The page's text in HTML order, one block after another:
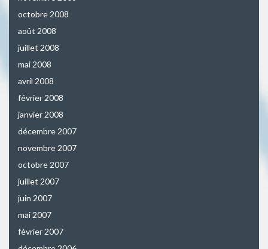
octobre 2008
août 2008
juillet 2008
mai 2008
avril 2008
février 2008
janvier 2008
décembre 2007
novembre 2007
octobre 2007
juillet 2007
juin 2007
mai 2007
février 2007